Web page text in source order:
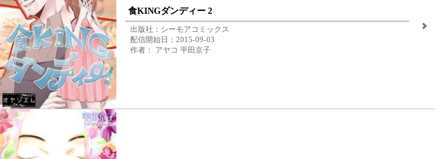
食KINGダンディー 2
出版社：シーモアコミックス
配信開始日：2015-09-03
作者： アヤコ 平田京子